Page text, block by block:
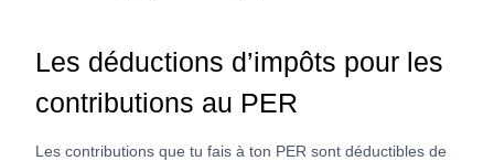
Les déductions d’impôts pour les
contributions au PER
Les contributions que tu fais à ton PER sont déductibles de